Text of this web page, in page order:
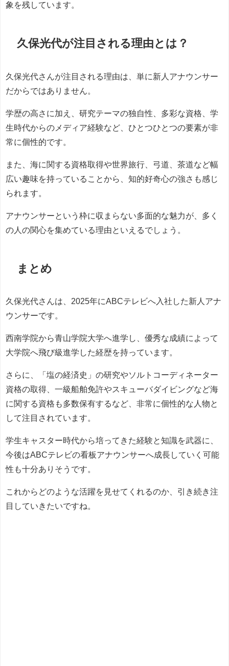
象を残しています。
久保光代が注目される理由とは？
久保光代さんが注目される理由は、単に新人アナウンサー
だからではありません。
学歴の高さに加え、研究テーマの独自性、多彩な資格、学
生時代からのメディア経験など、ひとつひとつの要素が非
常に個性的です。
また、海に関する資格取得や世界旅行、弓道、茶道など幅
広い趣味を持っていることから、知的好奇心の強さも感じ
られます。
アナウンサーという枠に収まらない多面的な魅力が、多く
の人の関心を集めている理由といえるでしょう。
まとめ
久保光代さんは、2025年にABCテレビへ入社した新人アナ
ウンサーです。
西南学院から青山学院大学へ進学し、優秀な成績によって
大学院へ飛び級進学した経歴を持っています。
さらに、「塩の経済史」の研究やソルトコーディネーター
資格の取得、一級船舶免許やスキューバダイビングなど海
に関する資格も多数保有するなど、非常に個性的な人物と
して注目されています。
学生キャスター時代から培ってきた経験と知識を武器に、
今後はABCテレビの看板アナウンサーへ成長していく可能
性も十分ありそうです。
これからどのような活躍を見せてくれるのか、引き続き注
目していきたいですね。